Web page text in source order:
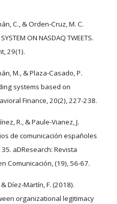
C., & Orden-Cruz, M. C.
ON NASDAQ TWEETS.
29(1).
M., & Plaza-Casado, P.
systems based on
Finance, 20(2), 227-238.
R., & Paule-Vianez, J.
de comunicación españoles
aDResearch: Revista
Comunicación, (19), 56-67.
Díez-Martín, F. (2018).
organizational legitimacy